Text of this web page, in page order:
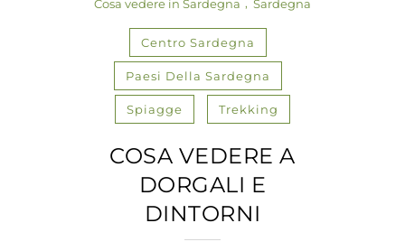
Cosa vedere in Sardegna Sardegna
Centro Sardegna
Paesi Della Sardegna
Spiagge Trekking
COSA VEDERE A
DORGALI E
DINTORNI